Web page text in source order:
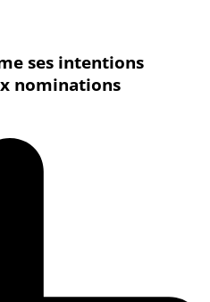
ses intentions
nominations